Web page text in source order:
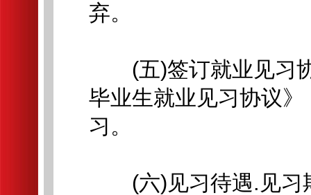
弃。
(五)签订就业见习协
毕业生就业见习协议
习。
(六)见习待遇.见习